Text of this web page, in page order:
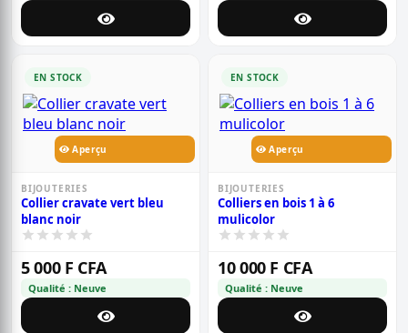
EN STOCK
Aperçu
BIJOUTERIES
Collier cravate vert bleu
blanc noir
5 000 F CFA
Qualité : Neuve
EN STOCK
Aperçu
BIJOUTERIES
Colliers en bois 1 à 6
mulicolor
10 000 F CFA
Qualité : Neuve